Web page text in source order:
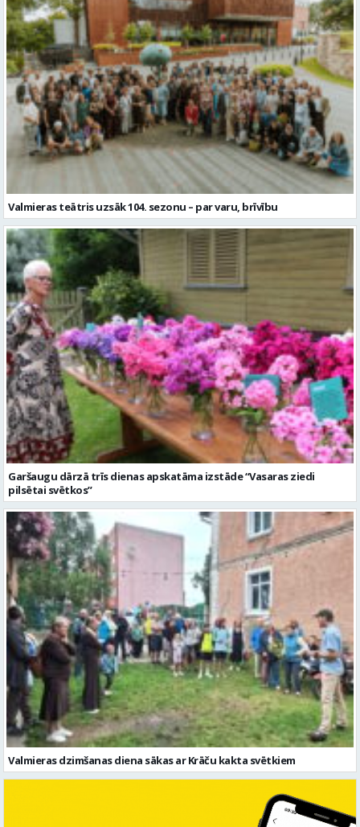
Valmieras teātris uzsāk 104. sezonu – par varu, brīvību
Garšaugu dārzā trīs dienas apskatāma izstāde “Vasaras ziedi
pilsētai svētkos”
Valmieras dzimšanas diena sākas ar Krāču kakta svētkiem